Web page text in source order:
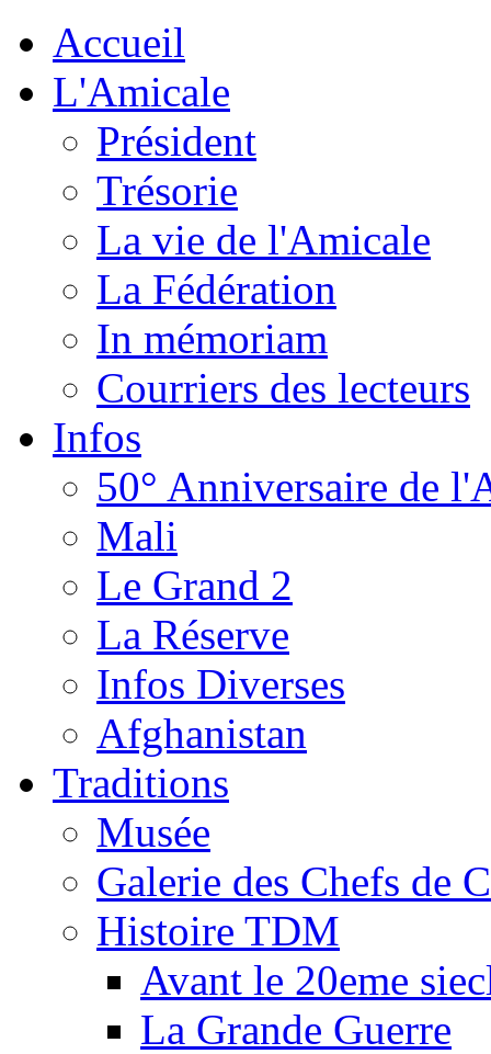
Accueil
L'Amicale
Président
Trésorie
La vie de l'Amicale
La Fédération
In mémoriam
Courriers des lecteurs
Infos
50° Anniversaire de
Mali
Le Grand 2
La Réserve
Infos Diverses
Afghanistan
Traditions
Musée
Galerie des Chefs de
Histoire TDM
Avant le 20eme
La Grande Guerre